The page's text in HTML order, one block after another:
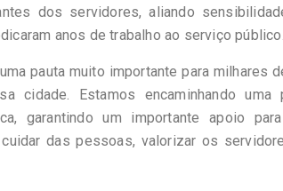
dos servidores, aliando
anos de trabalho ao serviço público.
pauta muito importante para
cidade. Estamos encaminhando
garantindo um importante apoio
das pessoas, valorizar os